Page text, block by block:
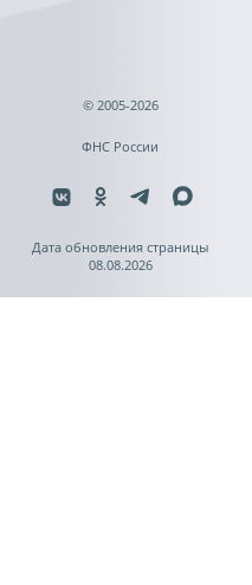
© 2005-2026
ФНС России
Дата обновления страницы
08.08.2026